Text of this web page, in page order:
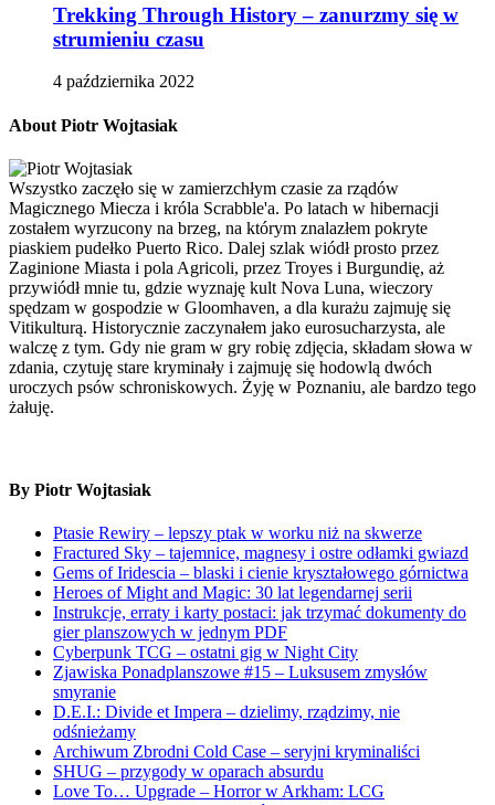
Trekking Through History – zanurzmy się w
strumieniu czasu
4 października 2022
About Piotr Wojtasiak
Wszystko zaczęło się w zamierzchłym czasie za rządów
Magicznego Miecza i króla Scrabble'a. Po latach w hibernacji
zostałem wyrzucony na brzeg, na którym znalazłem pokryte
piaskiem pudełko Puerto Rico. Dalej szlak wiódł prosto przez
Zaginione Miasta i pola Agricoli, przez Troyes i Burgundię, aż
przywiódł mnie tu, gdzie wyznaję kult Nova Luna, wieczory
spędzam w gospodzie w Gloomhaven, a dla kurażu zajmuję się
Vitikulturą. Historycznie zaczynałem jako eurosucharzysta, ale
walczę z tym. Gdy nie gram w gry robię zdjęcia, składam słowa w
zdania, czytuję stare kryminały i zajmuję się hodowlą dwóch
uroczych psów schroniskowych. Żyję w Poznaniu, ale bardzo tego
żałuję.
By Piotr Wojtasiak
Ptasie Rewiry – lepszy ptak w worku niż na skwerze
Fractured Sky – tajemnice, magnesy i ostre odłamki gwiazd
Gems of Iridescia – blaski i cienie kryształowego górnictwa
Heroes of Might and Magic: 30 lat legendarnej serii
Instrukcje, erraty i karty postaci: jak trzymać dokumenty do
gier planszowych w jednym PDF
Cyberpunk TCG – ostatni gig w Night City
Zjawiska Ponadplanszowe #15 – Luksusem zmysłów
smyranie
D.E.I.: Divide et Impera – dzielimy, rządzimy, nie
odśnieżamy
Archiwum Zbrodni Cold Case – seryjni kryminaliści
SHUG – przygody w oparach absurdu
Love To… Upgrade – Horror w Arkham: LCG